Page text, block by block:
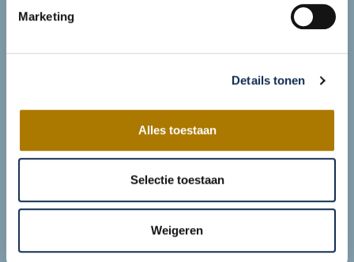
Marketing
Details tonen
Alles toestaan
Selectie toestaan
Weigeren
fysiotherapie vraagt om uitgebreide
Van SpotOnMedics naar HCI One
Email Adres*